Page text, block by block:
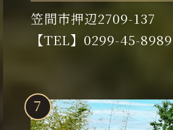
笠間市押辺2709-137
【TEL】0299-45-8989